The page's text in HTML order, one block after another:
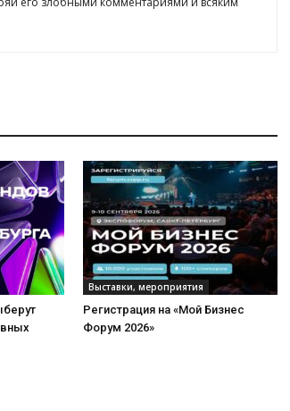
Выставки, мероприятия
Регистрация на «Мой Бизнес
Форум 2026»